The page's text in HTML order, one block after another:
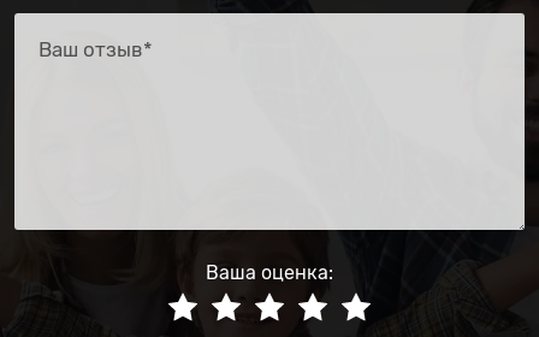
Ваша оценка: